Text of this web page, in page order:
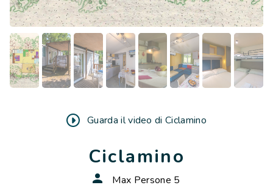
Divano letto (1 piazza) con tavolino
Zona pranzo separata
Cucina ergonomica provvista di piano cottura a 4
fuochi, lavello, frigo con congelatore, forno a
microonde, caffettiera, posate, stoviglie, utensili e
accessori
TV satellitare
Cuscini e piumini letto
Lettino e seggiolone bebè disponibili su richiesta
Guarda il video di Ciclamino
Ciclamino
Max Persone 5